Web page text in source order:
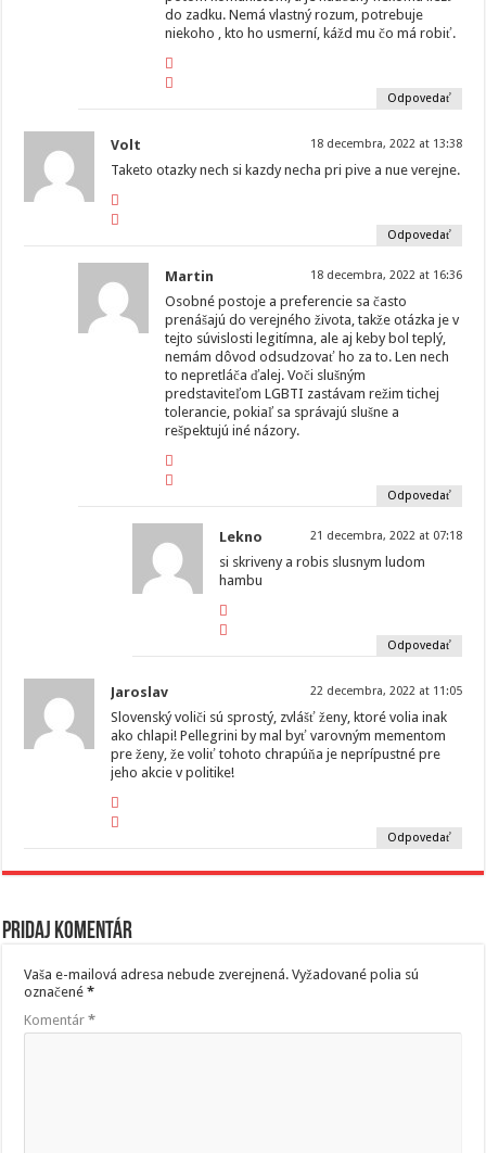
do zadku. Nemá vlastný rozum, potrebuje
niekoho , kto ho usmerní, kážd mu čo má robiť.
Odpovedať
Volt 18 decembra, 2022 at 13:38
Taketo otazky nech si kazdy necha pri pive a nue verejne.
Odpovedať
Martin 18 decembra, 2022 at 16:36
Osobné postoje a preferencie sa často
prenášajú do verejného života, takže otázka je v
tejto súvislosti legitímna, ale aj keby bol teplý,
nemám dôvod odsudzovať ho za to. Len nech
to nepretláča ďalej. Voči slušným
predstaviteľom LGBTI zastávam režim tichej
tolerancie, pokiaľ sa správajú slušne a
rešpektujú iné názory.
Odpovedať
Lekno 21 decembra, 2022 at 07:18
si skriveny a robis slusnym ludom
hambu
Odpovedať
Jaroslav 22 decembra, 2022 at 11:05
Slovenský voliči sú sprostý, zvlášť ženy, ktoré volia inak
ako chlapi! Pellegrini by mal byť varovným mementom
pre ženy, že voliť tohoto chrapúňa je neprípustné pre
jeho akcie v politike!
Odpovedať
Pridaj komentár
Vaša e-mailová adresa nebude zverejnená. Vyžadované polia sú
označené*
Komentár*